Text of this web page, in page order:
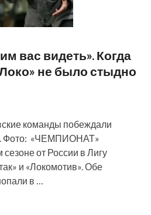
вас видеть». Когда
не было стыдно
команды побеждали
Фото: «ЧЕМПИОНАТ»
от России в Лигу
и «Локомотив». Обе
в …